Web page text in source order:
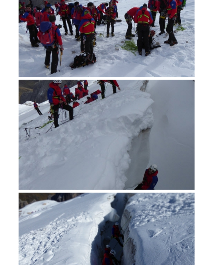
Procédure d'alarme